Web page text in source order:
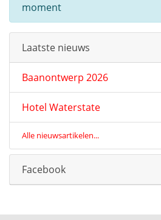
moment
Laatste nieuws
Baanontwerp 2026
Hotel Waterstate
Alle nieuwsartikelen...
Facebook